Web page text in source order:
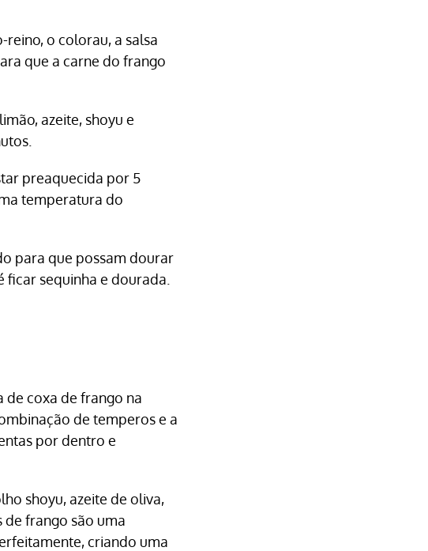
o colorau, a salsa
que a carne do frango
azeite, shoyu e
preaquecida por 5
temperatura do
para que possam dourar
sequinha e dourada.
de coxa de frango na
de temperos e a
por dentro e
shoyu, azeite de oliva,
de frango são uma
criando uma